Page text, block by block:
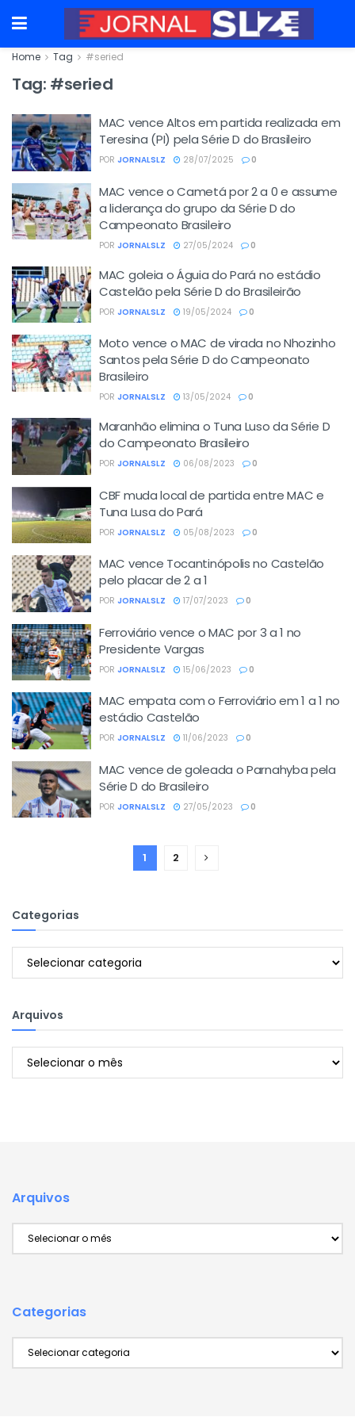
Home Tag #seried
Tag: #seried
MAC vence Altos em partida realizada em
Teresina (PI) pela Série D do Brasileiro
POR JORNALSLZ 28/07/2025 0
MAC vence o Cametá por 2 a 0 e assume
a liderança do grupo da Série D do
Campeonato Brasileiro
POR JORNALSLZ 27/05/2024 0
MAC goleia o Águia do Pará no estádio
Castelão pela Série D do Brasileirão
POR JORNALSLZ 19/05/2024 0
Moto vence o MAC de virada no Nhozinho
Santos pela Série D do Campeonato
Brasileiro
POR JORNALSLZ 13/05/2024 0
Maranhão elimina o Tuna Luso da Série D
do Campeonato Brasileiro
POR JORNALSLZ 06/08/2023 0
CBF muda local de partida entre MAC e
Tuna Lusa do Pará
POR JORNALSLZ 05/08/2023 0
MAC vence Tocantinópolis no Castelão
pelo placar de 2 a 1
POR JORNALSLZ 17/07/2023 0
Ferroviário vence o MAC por 3 a 1 no
Presidente Vargas
POR JORNALSLZ 15/06/2023 0
MAC empata com o Ferroviário em 1 a 1 no
estádio Castelão
POR JORNALSLZ 11/06/2023 0
MAC vence de goleada o Parnahyba pela
Série D do Brasileiro
POR JORNALSLZ 27/05/2023 0
1 2
Categorias
Categorias
Arquivos
Arquivos
Arquivos
Arquivos
Categorias
Categorias